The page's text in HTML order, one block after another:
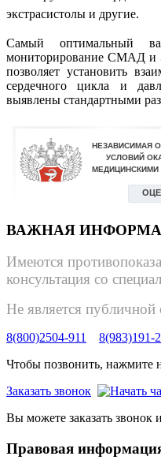
экстрасистолы и другие.
Самый оптимальный
мониторирование СМАД и
позволяет установить
сердечного цикла и
выявлены стандартными
ВАЖНАЯ
Имеются
консультация со
Не является публичной
8(800)2504-911
8(983)191-
Чтобы позвонить, нажмите
Заказать звонок
Вы можете заказать звонок
Правовая